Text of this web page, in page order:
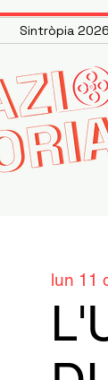
Sintròpia 2026
lun 11